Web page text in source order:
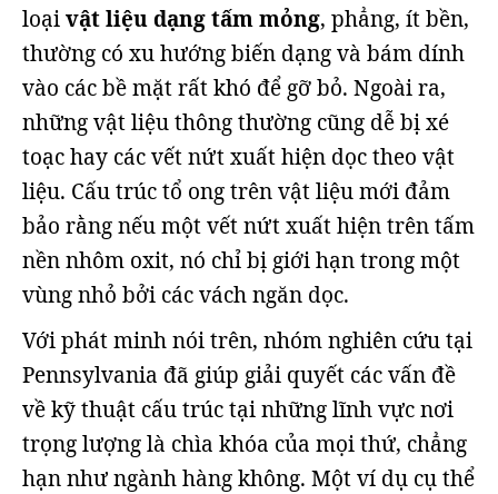
loạivật liệu dạng tấm mỏng, phẳng, ít bền,
thường có xu hướng biến dạng và bám dính
vào các bề mặt rất khó để gỡ bỏ. Ngoài ra,
những vật liệu thông thường cũng dễ bị xé
toạc hay các vết nứt xuất hiện dọc theo vật
liệu. Cấu trúc tổ ong trên vật liệu mới đảm
bảo rằng nếu một vết nứt xuất hiện trên tấm
nền nhôm oxit, nó chỉ bị giới hạn trong một
vùng nhỏ bởi các vách ngăn dọc.
Với phát minh nói trên, nhóm nghiên cứu tại
Pennsylvania đã giúp giải quyết các vấn đề
về kỹ thuật cấu trúc tại những lĩnh vực nơi
trọng lượng là chìa khóa của mọi thứ, chẳng
hạn như ngành hàng không. Một ví dụ cụ thể